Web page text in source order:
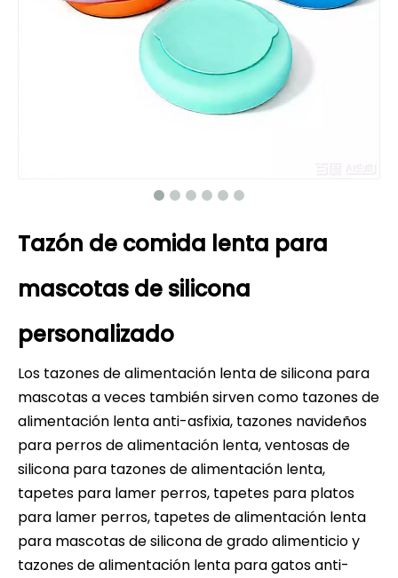
Tazón de comida lenta para
mascotas de silicona
personalizado
Los tazones de alimentación lenta de silicona para
mascotas a veces también sirven como tazones de
alimentación lenta anti-asfixia, tazones navideños
para perros de alimentación lenta, ventosas de
silicona para tazones de alimentación lenta,
tapetes para lamer perros, tapetes para platos
para lamer perros, tapetes de alimentación lenta
para mascotas de silicona de grado alimenticio y
tazones de alimentación lenta para gatos anti-